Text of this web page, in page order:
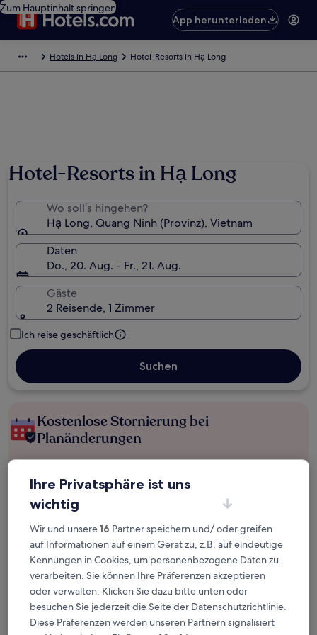
Zum Hauptinhalt springen
App herunterladen
Hotels in Hạ Long Hotel-Resorts in Hạ Long
Hotel-Resorts in Hạ Long
Wo soll’s hingehen?
Hạ Long, Quang Ninh (Provinz), Vietnam
Daten
Do., 20. Aug. - Fr., 21. Aug.
Gäste
2 Reisende, 1 Zimmer
Ich reise geschäftlich
Suchen
Kostenlose Stornierung bei
Planänderungen
wahrgenommene Übernachtung
Mehr sparen mit Preisen für Mitglieder
Überprüfe die Preise für diese Daten
Nächstes Wochenende
14. Aug. - 16. Aug.
In zwei Wochen
21. Aug. - 23. Aug.
Ihre Privatsphäre ist uns
wichtig
Wir und unsere16 Partner speichern und/ oder greifen
auf Informationen auf einem Gerät zu, z.B. auf eindeutige
Kennungen in Cookies, um personenbezogene Daten zu
verarbeiten. Sie können Ihre Präferenzen akzeptieren
oder verwalten. Klicken Sie dazu bitte unten oder
besuchen Sie jederzeit die Seite der Datenschutzrichtlinie.
Diese Präferenzen werden unseren Partnern signalisiert